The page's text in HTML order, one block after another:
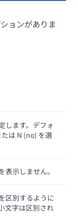
ョンがありま
します。デフォ
は N (no) を選
表示しません。
区別するように
文字は区別され